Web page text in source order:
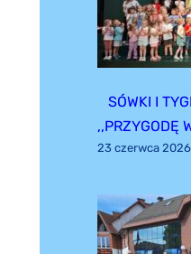
SÓWKI I
,,PRZYGODĘ
23 czerwca 2026